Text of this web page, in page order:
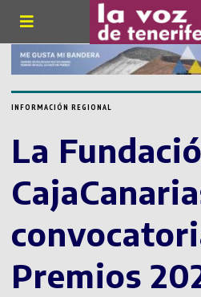
INFORMACIÓN REGIONAL
La
Premios